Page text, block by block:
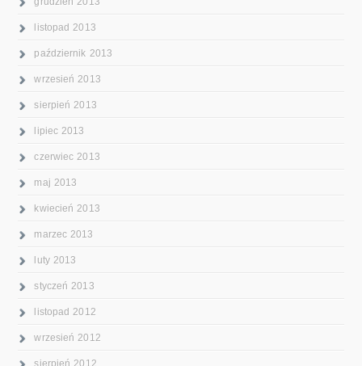
listopad 2013
październik 2013
wrzesień 2013
sierpień 2013
lipiec 2013
czerwiec 2013
maj 2013
kwiecień 2013
marzec 2013
luty 2013
styczeń 2013
listopad 2012
wrzesień 2012